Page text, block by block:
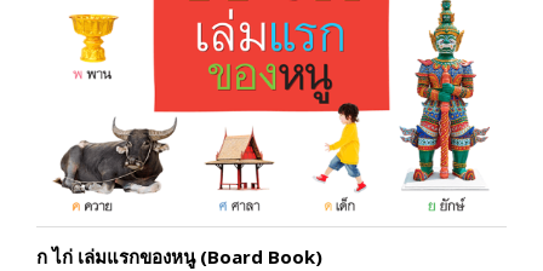
ก ไก่ เล่มแรกของหนู (Board Book)